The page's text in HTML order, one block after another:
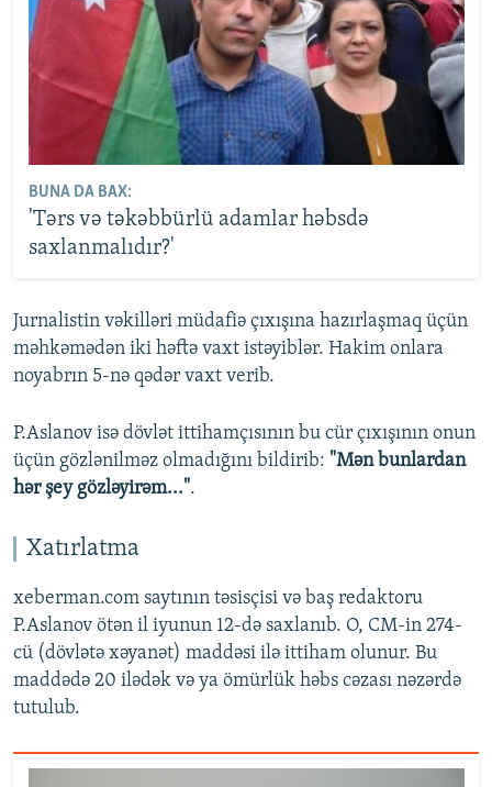
BUNA DA BAX:
'Tərs və təkəbbürlü adamlar həbsdə
saxlanmalıdır?'
Jurnalistin vəkilləri müdafiə çıxışına hazırlaşmaq üçün
məhkəmədən iki həftə vaxt istəyiblər. Hakim onlara
noyabrın 5-nə qədər vaxt verib.
P.Aslanov isə dövlət ittihamçısının bu cür çıxışının onun
üçün gözlənilməz olmadığını bildirib: "Mən bunlardan
hər şey gözləyirəm...".
Xatırlatma
xeberman.com saytının təsisçisi və baş redaktoru
P.Aslanov ötən il iyunun 12-də saxlanıb. O, CM-in 274-
cü (dövlətə xəyanət) maddəsi ilə ittiham olunur. Bu
maddədə 20 ilədək və ya ömürlük həbs cəzası nəzərdə
tutulub.